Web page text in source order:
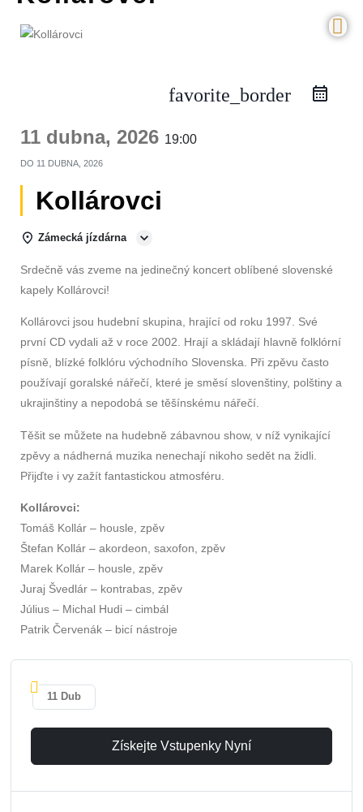
favorite_border
11 dubna, 2026 19:00
DO 11 DUBNA, 2026
Kollárovci
Zámecká jízdárna
Srdečně vás zveme na jedinečný koncert oblíbené slovenské
kapely Kollárovci!
Kollárovci jsou hudební skupina, hrající od roku 1997. Své
první CD vydali až v roce 2002. Hrají a skládají hlavně folklórní
písně, blízké folklóru východního Slovenska. Při zpěvu často
používají goralské nářečí, které je směsí slovenštiny, polštiny a
ukrajinštiny a nepodobá se těšínskému nářečí.
Těšit se můžete na hudebně zábavnou show, v níž vynikající
zpěvy a nádherná muzika nenechají nikoho sedět na židli.
Přijďte i vy zažít fantastickou atmosféru.
Kollárovci:
Tomáš Kollár – housle, zpěv
Štefan Kollár – akordeon, saxofon, zpěv
Marek Kollár – housle, zpěv
Juraj Švedlár – kontrabas, zpěv
Július – Michal Hudi – cimbál
Patrik Červenák – bicí nástroje
11 Dub
Získejte Vstupenky Nyní